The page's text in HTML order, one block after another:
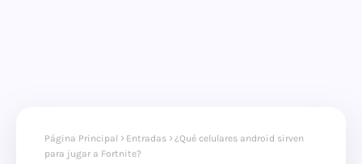
Página Principal Entradas
¿Qué celulares android sirven
para jugar a Fortnite?